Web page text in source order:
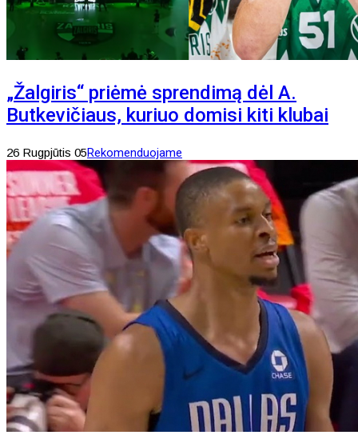
„Žalgiris“ priėmė sprendimą dėl A.
Butkevičiaus, kuriuo domisi kiti klubai
26 Rugpjūtis 05Rekomenduojame